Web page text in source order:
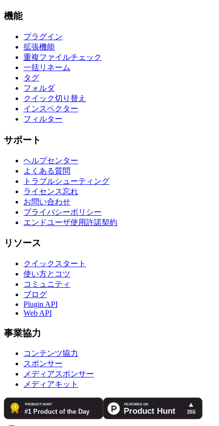
機能
プラグイン
拡張機能
重複ファイルチェック
一括リネーム
タグ
フォルダ
クイック切り替え
インスペクター
フィルター
サポート
ヘルプセンター
よくある質問
トラブルシューティング
ライセンス忘れ
お問い合わせ
プライバシーポリシー
エンドユーザ使用許諾契約
リソース
クイックスタート
使い方とコツ
コミュニティ
ブログ
Plugin API
Web API
事業協力
コンテンツ協力
スポンサー
メディアスポンサー
メディアキット